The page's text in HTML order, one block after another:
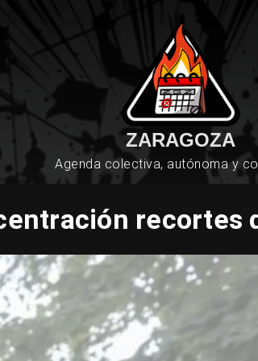
ZARAGOZA
Agenda colectiva, autónoma y
recortes